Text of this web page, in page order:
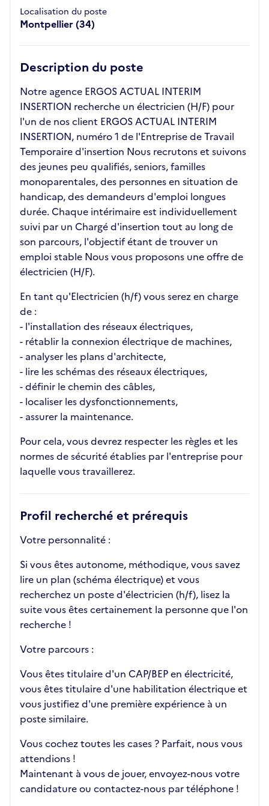
Localisation du poste
Montpellier (34)
Description du poste
Notre agence ERGOS ACTUAL INTERIM
INSERTION recherche un électricien (H/F) pour
l'un de nos client ERGOS ACTUAL INTERIM
INSERTION, numéro 1 de l'Entreprise de Travail
Temporaire d'insertion Nous recrutons et suivons
des jeunes peu qualifiés, seniors, familles
monoparentales, des personnes en situation de
handicap, des demandeurs d'emploi longues
durée. Chaque intérimaire est individuellement
suivi par un Chargé d'insertion tout au long de
son parcours, l'objectif étant de trouver un
emploi stable Nous vous proposons une offre de
électricien (H/F).
En tant qu'Electricien (h/f) vous serez en charge
de :
- l'installation des réseaux électriques,
- rétablir la connexion électrique de machines,
- analyser les plans d'architecte,
- lire les schémas des réseaux électriques,
- définir le chemin des câbles,
- localiser les dysfonctionnements,
- assurer la maintenance.
Pour cela, vous devrez respecter les règles et les
normes de sécurité établies par l'entreprise pour
laquelle vous travaillerez.
Profil recherché et prérequis
Votre personnalité :
Si vous êtes autonome, méthodique, vous savez
lire un plan (schéma électrique) et vous
recherchez un poste d'électricien (h/f), lisez la
suite vous êtes certainement la personne que l'on
recherche !
Votre parcours :
Vous êtes titulaire d'un CAP/BEP en électricité,
vous êtes titulaire d'une habilitation électrique et
vous justifiez d'une première expérience à un
poste similaire.
Vous cochez toutes les cases ? Parfait, nous vous
attendions !
Maintenant à vous de jouer, envoyez-nous votre
candidature ou contactez-nous par téléphone !